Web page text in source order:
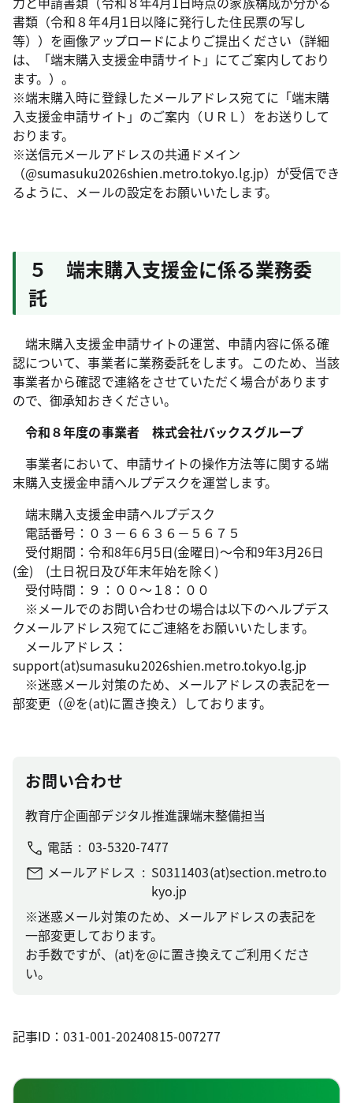
書類（令和８年4月1日以降に発行した住民票の写し
等））を画像アップロードによりご提出ください（詳細
は、「端末購入支援金申請サイト」にてご案内しており
ます。）。
※端末購入時に登録したメールアドレス宛てに「端末購
入支援金申請サイト」のご案内（ＵＲＬ）をお送りして
おります。
※送信元メールアドレスの共通ドメイン
（@sumasuku2026shien.metro.tokyo.lg.jp）が受信でき
るように、メールの設定をお願いいたします。
５ 端末購入支援金に係る業務委
託
端末購入支援金申請サイトの運営、申請内容に係る確
認について、事業者に業務委託をします。このため、当該
事業者から確認で連絡をさせていただく場合があります
ので、御承知おきください。
令和８年度の事業者 株式会社バックスグループ
事業者において、申請サイトの操作方法等に関する端
末購入支援金申請ヘルプデスクを運営します。
端末購入支援金申請ヘルプデスク
電話番号：０３－６６３６－５６７５
受付期間：令和8年6月5日(金曜日)～令和9年3月26日
(金) (土日祝日及び年末年始を除く)
受付時間：９：００～１8：００
※メールでのお問い合わせの場合は以下のヘルプデス
クメールアドレス宛てにご連絡をお願いいたします。
メールアドレス：
support(at)sumasuku2026shien.metro.tokyo.lg.jp
※迷惑メール対策のため、メールアドレスの表記を一
部変更（＠を(at)に置き換え）しております。
お問い合わせ
教育庁企画部デジタル推進課端末整備担当
電話
03-5320-7477
メールアドレス
S0311403(at)section.metro.to
kyo.jp
※迷惑メール対策のため、メールアドレスの表記を
一部変更しております。
お手数ですが、(at)を@に置き換えてご利用くださ
い。
記事ID：031-001-20240815-007277